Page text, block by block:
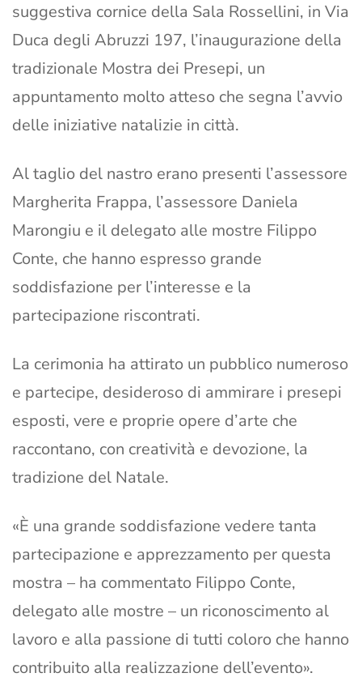
suggestiva cornice della Sala Rossellini, in Via
Duca degli Abruzzi 197, l’inaugurazione della
tradizionale Mostra dei Presepi, un
appuntamento molto atteso che segna l’avvio
delle iniziative natalizie in città.
Al taglio del nastro erano presenti l’assessore
Margherita Frappa, l’assessore Daniela
Marongiu e il delegato alle mostre Filippo
Conte, che hanno espresso grande
soddisfazione per l’interesse e la
partecipazione riscontrati.
La cerimonia ha attirato un pubblico numeroso
e partecipe, desideroso di ammirare i presepi
esposti, vere e proprie opere d’arte che
raccontano, con creatività e devozione, la
tradizione del Natale.
«È una grande soddisfazione vedere tanta
partecipazione e apprezzamento per questa
mostra – ha commentato Filippo Conte,
delegato alle mostre – un riconoscimento al
lavoro e alla passione di tutti coloro che hanno
contribuito alla realizzazione dell’evento».